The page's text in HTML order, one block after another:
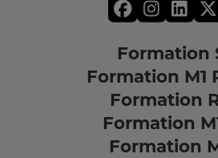
Formation
Formation M1
Formation
Formation
Formation